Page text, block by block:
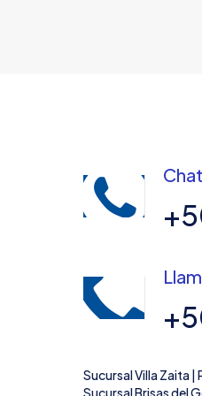
Chat
Sucursal Villa Zaita |
Sucursal Brisas del